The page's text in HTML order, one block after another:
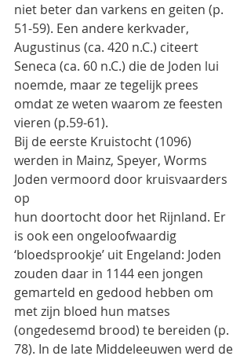
niet beter dan varkens en geiten (p.
51-59). Een andere kerkvader,
Augustinus (ca. 420 n.C.) citeert
Seneca (ca. 60 n.C.) die de Joden lui
noemde, maar ze tegelijk prees
omdat ze weten waarom ze feesten
vieren (p.59-61).
Bij de eerste Kruistocht (1096)
werden in Mainz, Speyer, Worms
Joden vermoord door kruisvaarders
op
hun doortocht door het Rijnland. Er
is ook een ongeloofwaardig
‘bloedsprookje’ uit Engeland: Joden
zouden daar in 1144 een jongen
gemarteld en gedood hebben om
met zijn bloed hun matses
(ongedesemd brood) te bereiden (p.
78). In de late Middeleeuwen werd de